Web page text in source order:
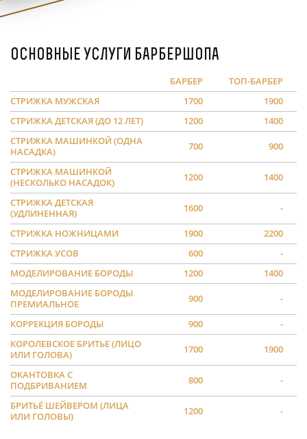
Основные услуги барбершопа
БАРБЕР
ТОП-БАРБЕР
СТРИЖКА МУЖСКАЯ
1700
1900
СТРИЖКА ДЕТСКАЯ (ДО 12 ЛЕТ)
1200
1400
СТРИЖКА МАШИНКОЙ (ОДНА
НАСАДКА)
700 900
СТРИЖКА МАШИНКОЙ
(НЕСКОЛЬКО НАСАДОК)
1200 1400
СТРИЖКА ДЕТСКАЯ
(УДЛИНЕННАЯ)
1600 -
СТРИЖКА НОЖНИЦАМИ 1900
2200
СТРИЖКА УСОВ
600
-
МОДЕЛИРОВАНИЕ БОРОДЫ
1200
1400
МОДЕЛИРОВАНИЕ БОРОДЫ
ПРЕМИАЛЬНОЕ
900 -
КОРРЕКЦИЯ БОРОДЫ 900
-
КОРОЛЕВСКОЕ БРИТЬЕ (ЛИЦО
ИЛИ ГОЛОВА)
1700 1900
ОКАНТОВКА С
ПОДБРИВАНИЕМ
800 -
БРИТЬЁ ШЕЙВЕРОМ (ЛИЦА
ИЛИ ГОЛОВЫ)
1200 -